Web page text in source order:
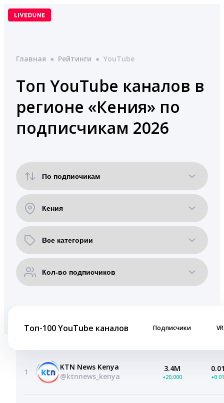
Перейти
Главная ● Рейтинги ● YouTube
Топ YouTube каналов в
регионе «Кения» по
подписчикам 2026
Топ-100 YouTube каналов Подписчики VR
1
KTN News Kenya
@ktnnews_kenya
3.4M
+20,000